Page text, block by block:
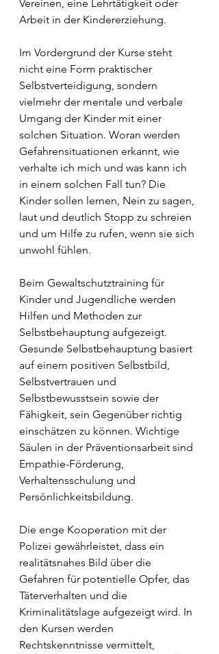
Vereinen, eine Lehrtätigkeit oder
Arbeit in der Kindererziehung.
Im Vordergrund der Kurse steht
nicht eine Form praktischer
Selbstverteidigung, sondern
vielmehr der mentale und verbale
Umgang der Kinder mit einer
solchen Situation. Woran werden
Gefahrensituationen erkannt, wie
verhalte ich mich und was kann ich
in einem solchen Fall tun? Die
Kinder sollen lernen, Nein zu sagen,
laut und deutlich Stopp zu schreien
und um Hilfe zu rufen, wenn sie sich
unwohl fühlen.
Beim Gewaltschutztraining für
Kinder und Jugendliche werden
Hilfen und Methoden zur
Selbstbehauptung aufgezeigt.
Gesunde Selbstbehauptung basiert
auf einem positiven Selbstbild,
Selbstvertrauen und
Selbstbewusstsein sowie der
Fähigkeit, sein Gegenüber richtig
einschätzen zu können. Wichtige
Säulen in der Präventionsarbeit sind
Empathie-Förderung,
Verhaltensschulung und
Persönlichkeitsbildung.
Die enge Kooperation mit der
Polizei gewährleistet, dass ein
realitätsnahes Bild über die
Gefahren für potentielle Opfer, das
Täterverhalten und die
Kriminalitätslage aufgezeigt wird. In
den Kursen werden
Rechtskenntnisse vermittelt,